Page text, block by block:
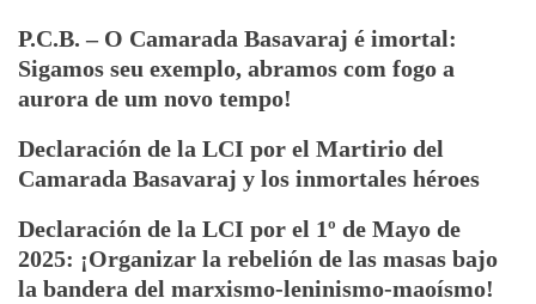
Nuestra
posición
del
(Maoísta)
sobre
la
P.C.B. – O Camarada Basavaraj é imortal:
Sigamos seu exemplo, abramos com fogo a
aurora de um novo tempo!
Declaración de la LCI por el Martirio del
Camarada Basavaraj y los inmortales héroes
Declaración de la LCI por el 1º de Mayo de
2025: ¡Organizar la rebelión de las masas bajo
la bandera del marxismo-leninismo-maoísmo!